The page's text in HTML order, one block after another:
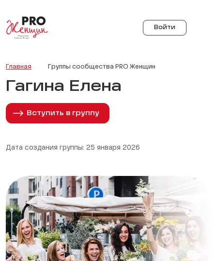
Войти
Главная Группы сообщества PRO Женщин
Гагина Елена
Вступить в группу
Дата создания группы: 25 января 2026